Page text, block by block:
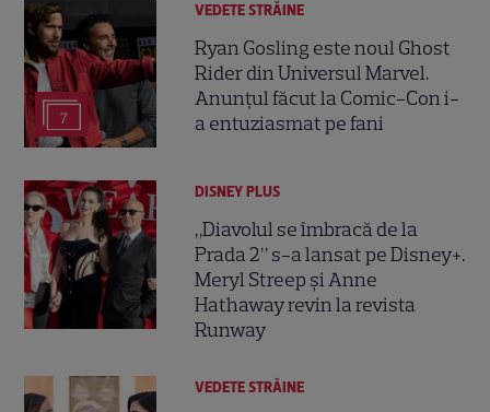
7
VEDETE STRĂINE
Ryan Gosling este noul Ghost
Rider din Universul Marvel.
Anunțul făcut la Comic-Con i-
a entuziasmat pe fani
DISNEY PLUS
„Diavolul se îmbracă de la
Prada 2” s-a lansat pe Disney+.
Meryl Streep și Anne
Hathaway revin la revista
Runway
VEDETE STRĂINE